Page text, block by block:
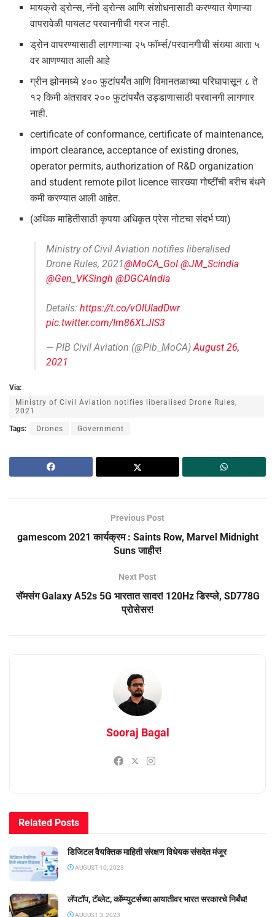
मायक्रो ड्रोन्स, नॅनो ड्रोन्स आणि संशोधनासाठी करण्यात येणाऱ्या
वापरावेळी पायलट परवानगीची गरज नाही.
ड्रोन वापरण्यासाठी लागणाऱ्या २५ फॉर्म्स/परवानगीची संख्या आता ५
वर आणण्यात आली आहे
ग्रीन झोनमध्ये ४०० फुटांपर्यंत आणि विमानतळाच्या परिघापासून ८ ते
१२ किमी अंतरावर २०० फुटांपर्यंत उड्डाणासाठी परवानगी लागणार
नाही.
certificate of conformance, certificate of maintenance,
import clearance, acceptance of existing drones,
operator permits, authorization of R&D organization
and student remote pilot licence सारख्या गोष्टींची बरीच बंधने
कमी करण्यात आली आहेत.
(अधिक माहितीसाठी कृपया अधिकृत प्रेस नोटचा संदर्भ घ्या)
Ministry of Civil Aviation notifies liberalised
Drone Rules, 2021@MoCA_GoI @JM_Scindia
@Gen_VKSingh @DGCAIndia
Details: https://t.co/vOlUIadDwr
pic.twitter.com/Im86XLJlS3
— PIB Civil Aviation (@Pib_MoCA)August 26,
2021
Via:
Ministry of Civil Aviation notifies liberalised Drone Rules,
2021
Tags: Drones Government
Previous Post
gamescom 2021 कार्यक्रम : Saints Row, Marvel Midnight
Suns जाहीर!
Next Post
सॅमसंग Galaxy A52s 5G भारतात सादर! 120Hz डिस्प्ले, SD778G
प्रोसेसर!
Sooraj Bagal
Related Posts
डिजिटल वैयक्तिक माहिती संरक्षण विधेयक संसदेत मंजूर
AUGUST 10, 2023
लॅपटॉप, टॅब्लेट, कॉम्प्युटर्सच्या आयातीवर भारत सरकारचे निर्बंध!
AUGUST 3, 2023